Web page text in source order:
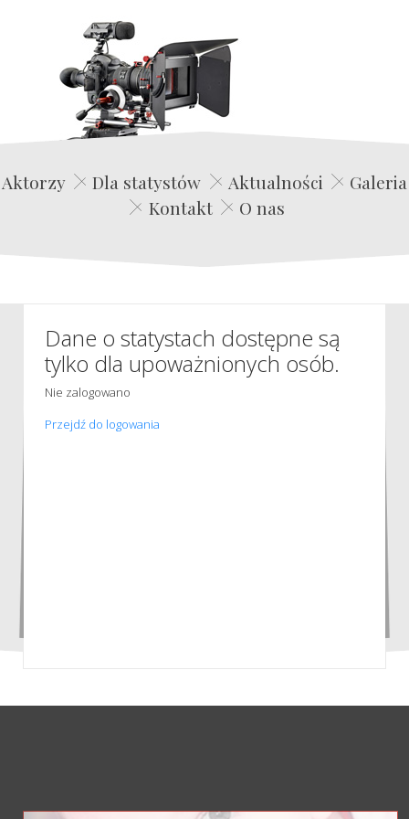
Edwin Film Agencja Aktorska
Aktorzy Dla statystów Aktualności
Galeria
Kontakt
O nas
Dane o statystach dostępne są
tylko dla upoważnionych osób.
Nie zalogowano
Przejdź do logowania